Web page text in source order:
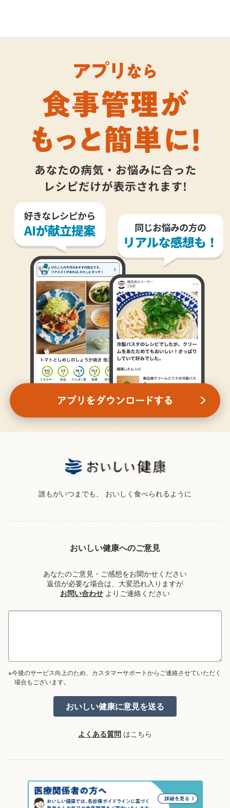
誰もがいつまでも、 おいしく食べられるように
おいしい健康へのご意見
あなたのご意見・ご感想をお聞かせください
返信が必要な場合は、大変恐れ入りますが
お問い合わせ よりご連絡ください
※今後のサービス向上のため、カスタマーサポートからご連絡させていただく
場合もございます。
よくある質問 はこちら